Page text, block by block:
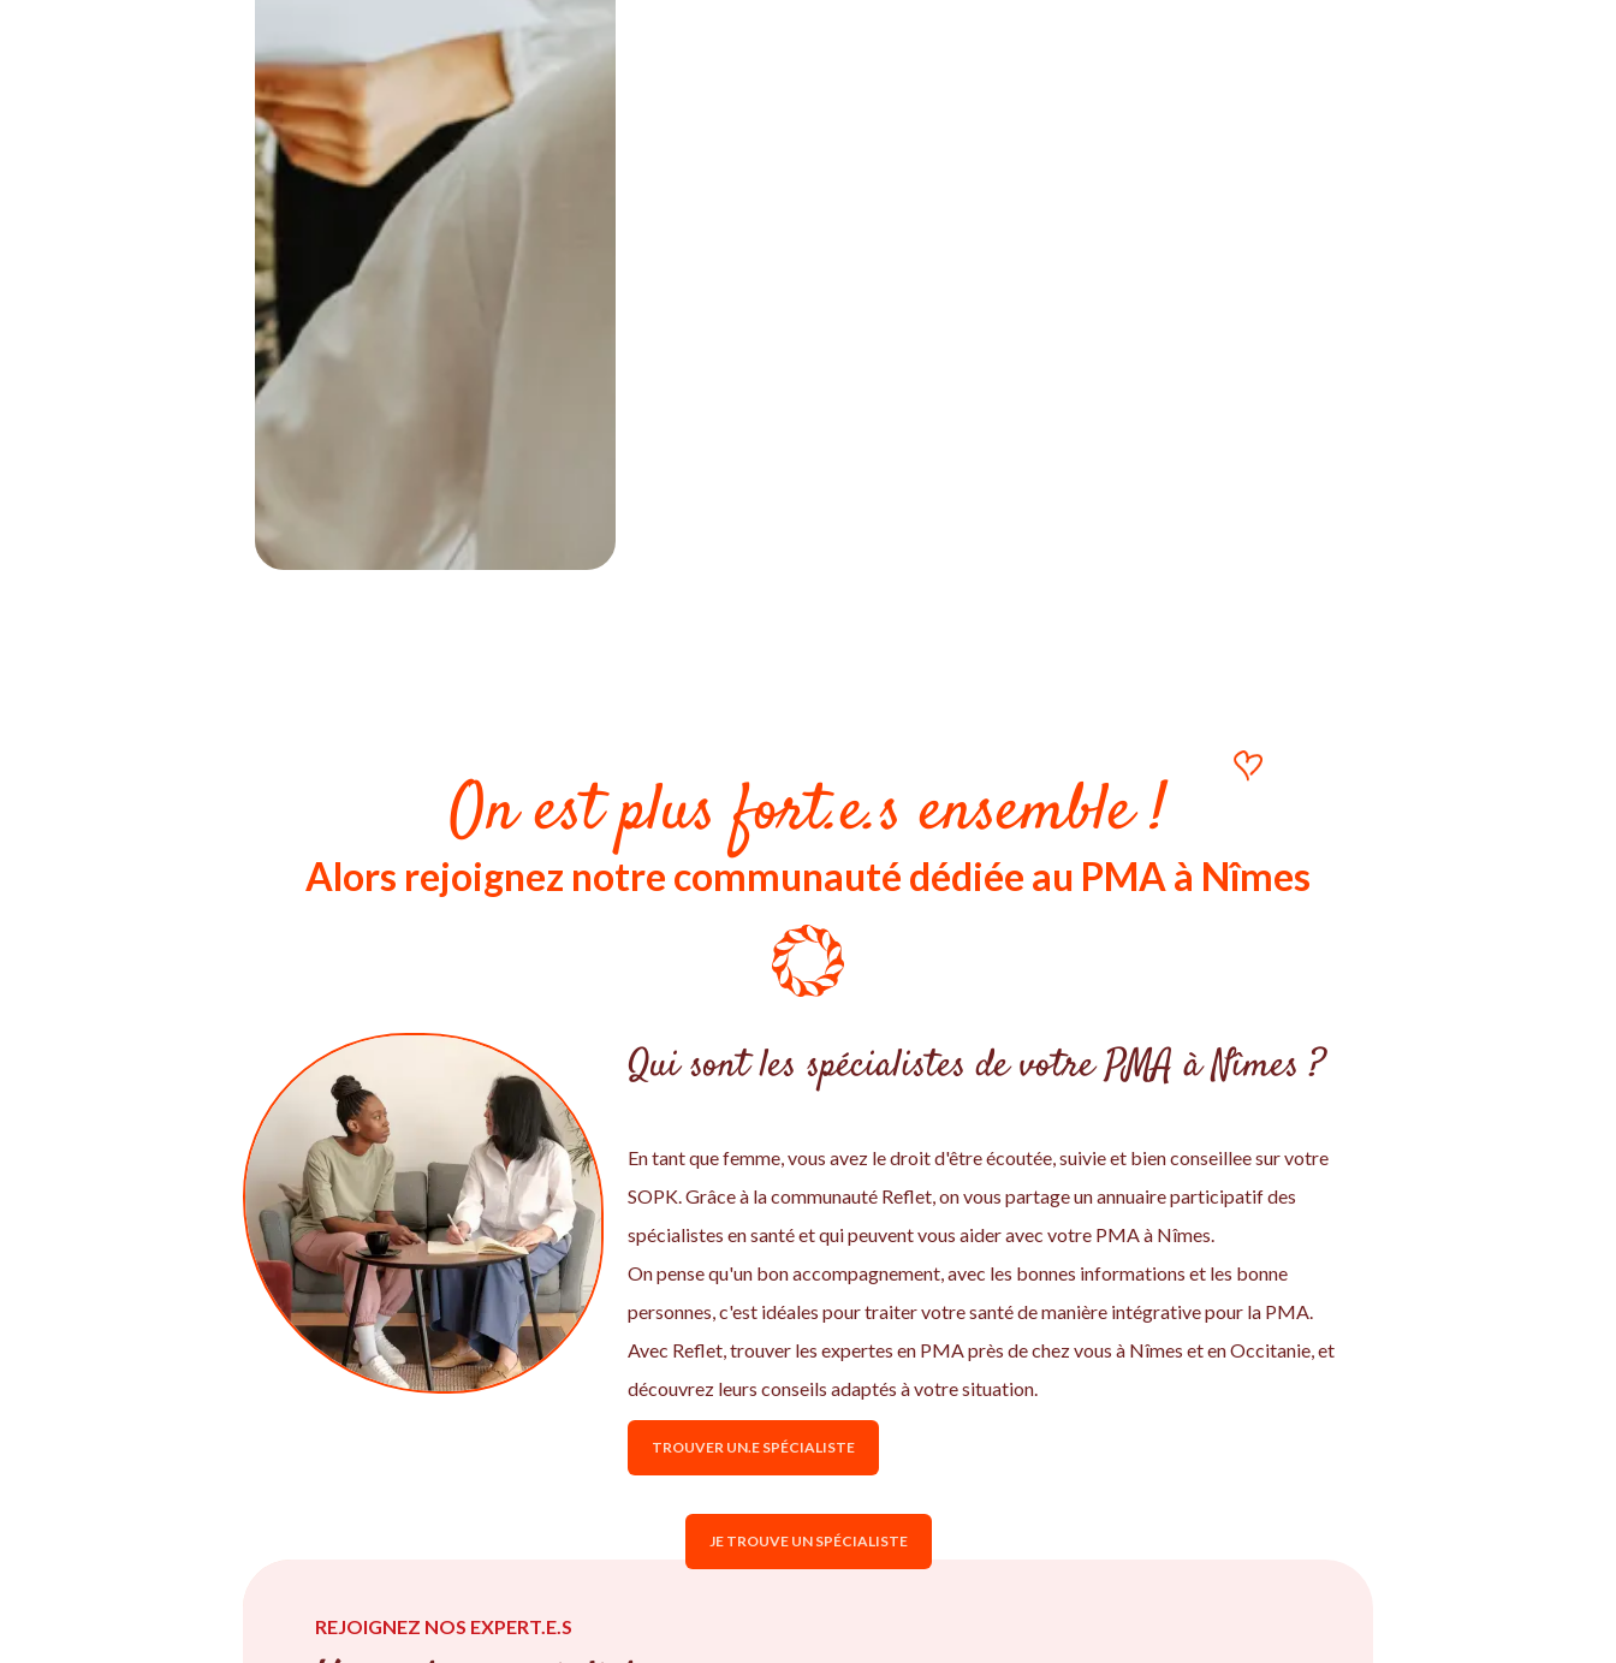
On est plus fort.e.s ensemble !
Alors rejoignez notre communauté dédiée au PMA à Nîmes
Qui sont les spécialistes de votre PMA à Nîmes ?
En tant que femme, vous avez le droit d'être écoutée, suivie et bien conseillee sur votre
SOPK. Grâce à la communauté Reflet, on vous partage un annuaire participatif des
spécialistes en santé et qui peuvent vous aider avec votre PMA à Nîmes.
On pense qu'un bon accompagnement, avec les bonnes informations et les bonne
personnes, c'est idéales pour traiter votre santé de manière intégrative pour la PMA.
Avec Reflet, trouver les expertes en PMA près de chez vous à Nîmes et en Occitanie, et
découvrez leurs conseils adaptés à votre situation.
TROUVER UN.E SPÉCIALISTE
JE TROUVE UN SPÉCIALISTE
REJOIGNEZ NOS EXPERT.E.S